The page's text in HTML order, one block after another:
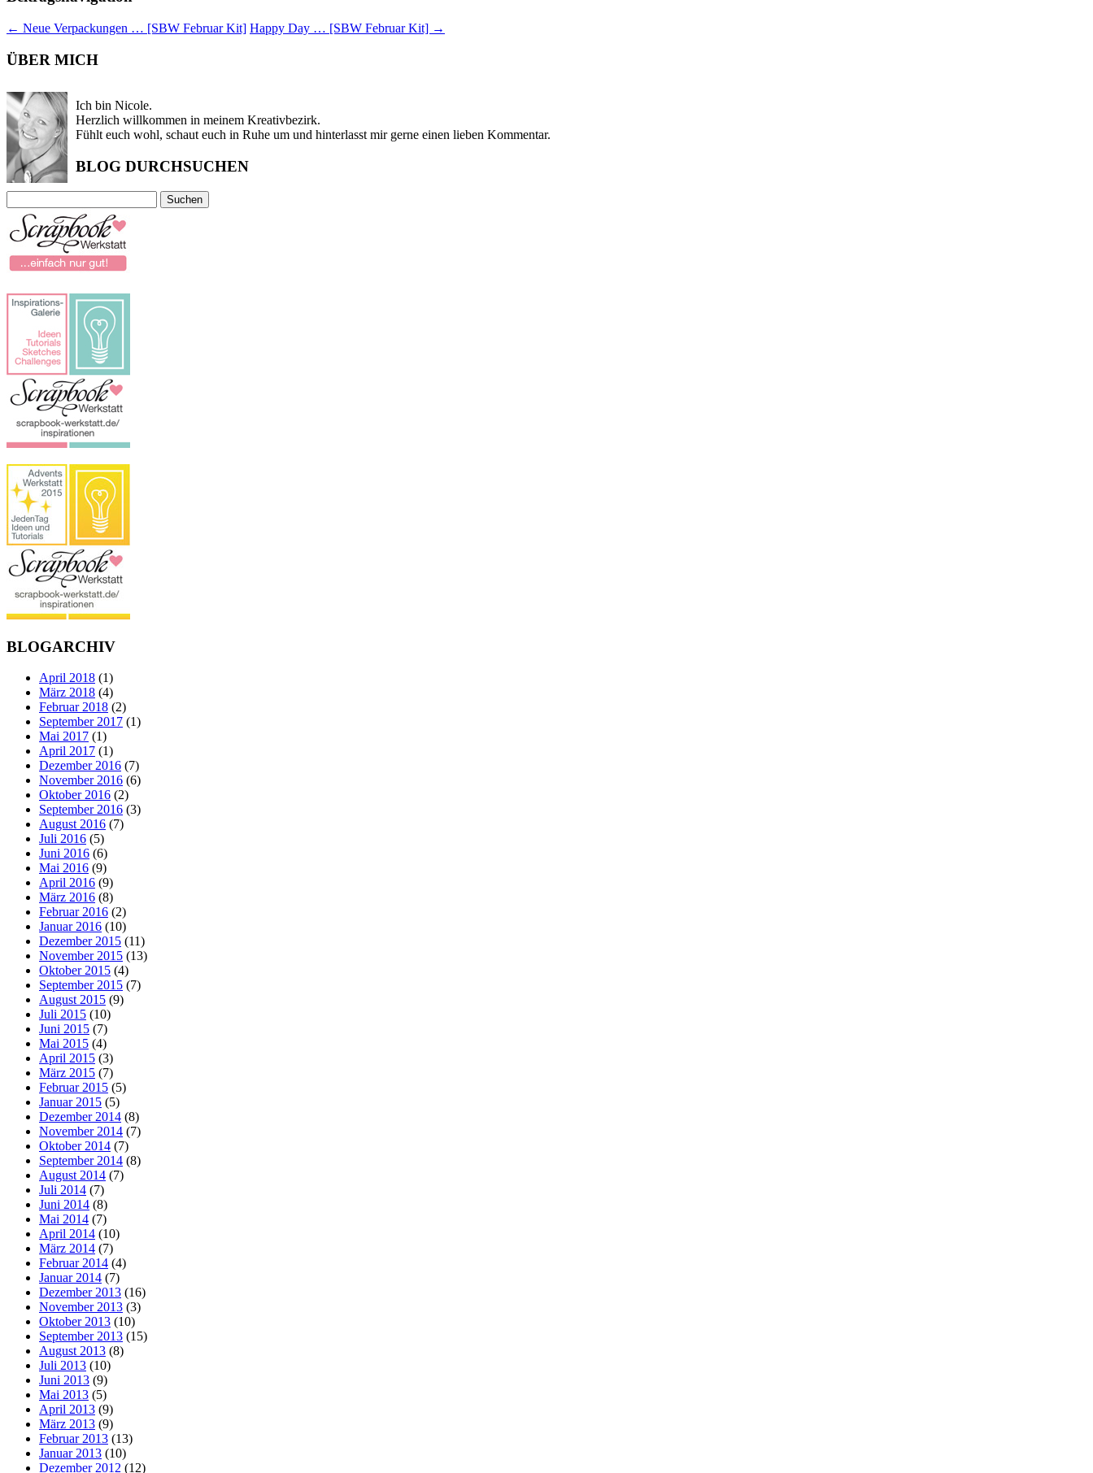
← Neue Verpackungen … [SBW Februar Kit] Happy Day … [SBW Februar Kit] →
ÜBER MICH
Ich bin Nicole.
Herzlich willkommen in meinem Kreativbezirk.
Fühlt euch wohl, schaut euch in Ruhe um und hinterlasst mir gerne einen lieben Kommentar.
BLOG DURCHSUCHEN
nach:
BLOGARCHIV
April 2018 (1)
März 2018 (4)
Februar 2018 (2)
September 2017 (1)
Mai 2017 (1)
April 2017 (1)
Dezember 2016 (7)
November 2016 (6)
Oktober 2016 (2)
September 2016 (3)
August 2016 (7)
Juli 2016 (5)
Juni 2016 (6)
Mai 2016 (9)
April 2016 (9)
März 2016 (8)
Februar 2016 (2)
Januar 2016 (10)
Dezember 2015 (11)
November 2015 (13)
Oktober 2015 (4)
September 2015 (7)
August 2015 (9)
Juli 2015 (10)
Juni 2015 (7)
Mai 2015 (4)
April 2015 (3)
März 2015 (7)
Februar 2015 (5)
Januar 2015 (5)
Dezember 2014 (8)
November 2014 (7)
Oktober 2014 (7)
September 2014 (8)
August 2014 (7)
Juli 2014 (7)
Juni 2014 (8)
Mai 2014 (7)
April 2014 (10)
März 2014 (7)
Februar 2014 (4)
Januar 2014 (7)
Dezember 2013 (16)
November 2013 (3)
Oktober 2013 (10)
September 2013 (15)
August 2013 (8)
Juli 2013 (10)
Juni 2013 (9)
Mai 2013 (5)
April 2013 (9)
März 2013 (9)
Februar 2013 (13)
Januar 2013 (10)
Dezember 2012 (12)